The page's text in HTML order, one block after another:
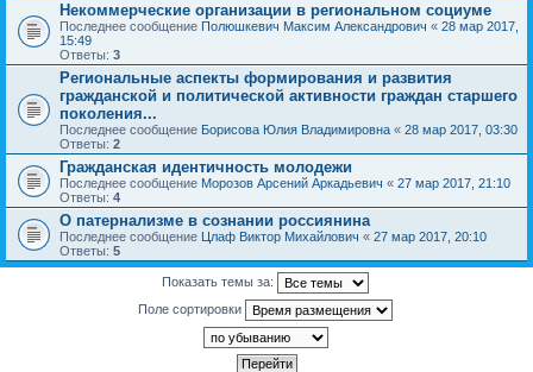
Некоммерческие организации в региональном социуме
Последнее сообщение Полюшкевич Максим Александрович « 28 мар 2017,
15:49
Ответы: 3
Региональные аспекты формирования и развития
гражданской и политической активности граждан старшего
поколения...
Последнее сообщение Борисова Юлия Владимировна « 28 мар 2017, 03:30
Ответы: 2
Гражданская идентичность молодежи
Последнее сообщение Морозов Арсений Аркадьевич « 27 мар 2017, 21:10
Ответы: 4
О патернализме в сознании россиянина
Последнее сообщение Цлаф Виктор Михайлович « 27 мар 2017, 20:10
Ответы: 5
Показать темы за:
Поле сортировки